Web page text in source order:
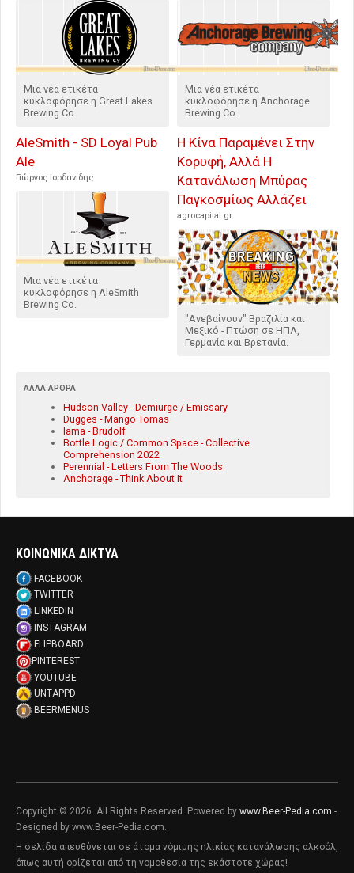
Μια νέα ετικέτα
κυκλοφόρησε η Great Lakes
Brewing Co.
Μια νέα ετικέτα
κυκλοφόρησε η Anchorage
Brewing Co.
AleSmith - SD Loyal Pub
Ale
Γιώργος Ιορδανίδης
Μια νέα ετικέτα
κυκλοφόρησε η AleSmith
Brewing Co.
Η Κίνα Παραμένει Στην
Κορυφή, Αλλά Η
Κατανάλωση Μπύρας
Παγκοσμίως Αλλάζει
agrocapital.gr
"Ανεβαίνουν" Βραζιλία και
Μεξικό - Πτώση σε ΗΠΑ,
Γερμανία και Βρετανία.
ΆΛΛΑ ΆΡΘΡΑ
Hudson Valley - Demiurge / Emissary
Dugges - Mango Tomas
Iama - Brudolf
Bottle Logic / Common Space - Collective
Comprehension 2022
Perennial - Letters From The Woods
Anchorage - Think About It
ΚΟΙΝΩΝΙΚΑ ΔΙΚΤΥΑ
FACEBOOK
TWITTER
LINKEDIN
INSTAGRAM
FLIPBOARD
PINTEREST
YOUTUBE
UNTAPPD
BEERMENUS
Copyright © 2026. All Rights Reserved. Powered by www.Beer-Pedia.com -
Designed by www.Beer-Pedia.com.
Η σελίδα απευθύνεται σε άτομα νόμιμης ηλικίας κατανάλωσης αλκοόλ,
όπως αυτή ορίζεται από τη νομοθεσία της εκάστοτε χώρας!